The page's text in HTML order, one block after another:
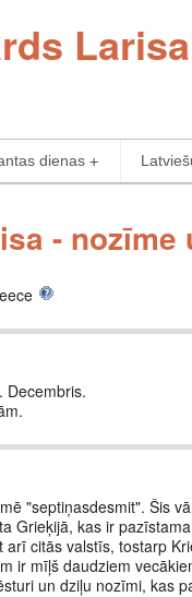
dienas
- nozīme
Decembris.
"septiņasdesmit". Šis
Grieķijā, kas ir
citās valstīs, tostarp
ir mīļš daudziem
un dziļu nozīmi, kas